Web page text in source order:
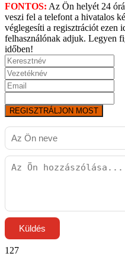
FONTOS: Az Ön helyét 24
veszi fel a telefont a hivatalos
véglegesíti a regisztrációt ezen
felhasználónak adjuk. Legyen
időben!
REGISZTRÁLJON MOST
Küldés
127